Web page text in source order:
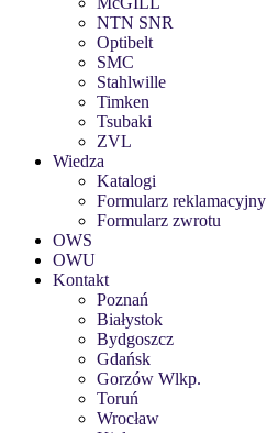
NTN SNR
Optibelt
SMC
Stahlwille
Timken
Tsubaki
ZVL
Wiedza
Katalogi
Formularz reklamacyjny
Formularz zwrotu
OWS
OWU
Kontakt
Poznań
Białystok
Bydgoszcz
Gdańsk
Gorzów Wlkp.
Toruń
Wrocław